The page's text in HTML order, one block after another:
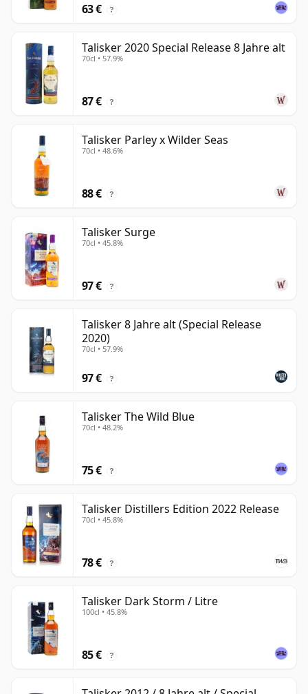
63 € ?
Talisker 2020 Special Release 8 Jahre alt
70cl • 57.9%
87 € ?
Talisker Parley x Wilder Seas
70cl • 48.6%
88 € ?
Talisker Surge
70cl • 45.8%
97 € ?
Talisker 8 Jahre alt (Special Release
2020)
70cl • 57.9%
97 € ?
Talisker The Wild Blue
70cl • 48.2%
75 € ?
Talisker Distillers Edition 2022 Release
70cl • 45.8%
78 € ?
Talisker Dark Storm / Litre
100cl • 45.8%
85 € ?